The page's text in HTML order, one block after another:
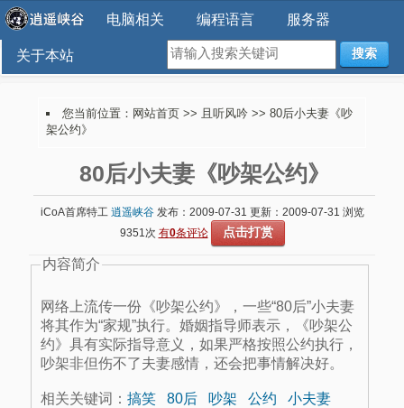
电脑相关 编程语言 服务器
关于本站 搜索
您当前位置： 网站首页 >> 且听风吟 >> 80后小夫妻《吵
架公约》
80后小夫妻《吵架公约》
iCoA首席特工 逍遥峡谷发布：2009-07-31 更新：2009-07-31 浏览
9351次 有0条评论 点击打赏
内容简介
网络上流传一份《吵架公约》，一些“80后”小夫妻
将其作为“家规”执行。婚姻指导师表示，《吵架公
约》具有实际指导意义，如果严格按照公约执行，
吵架非但伤不了夫妻感情，还会把事情解决好。
相关关键词： 搞笑 80后 吵架 公约 小夫妻